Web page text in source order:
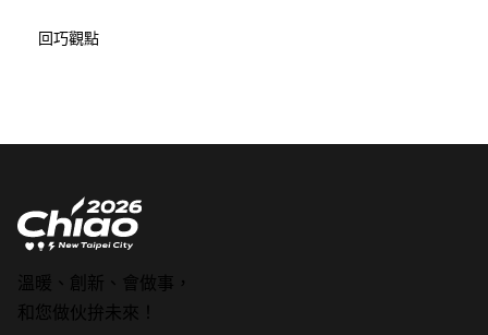
回巧觀點
溫暖、創新、會做事，
和您做伙拚未來！